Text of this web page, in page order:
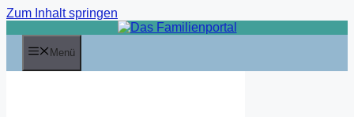
Zum Inhalt springen
Menü